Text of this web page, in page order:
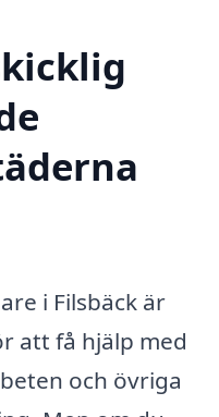
i Filsbäck är
att få hjälp med
och övriga